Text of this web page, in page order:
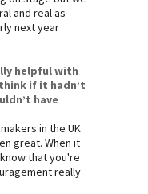
and real as
next year
helpful with
if it hadn’t
have
in the UK
great. When it
that you're
really